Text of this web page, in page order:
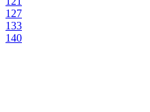
127
133
140